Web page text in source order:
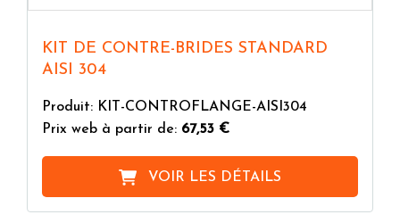
KIT DE CONTRE-BRIDES STANDARD
AISI 304
Produit: KIT-CONTROFLANGE-AISI304
Prix web à partir de: 67,53 €
VOIR LES DÉTAILS